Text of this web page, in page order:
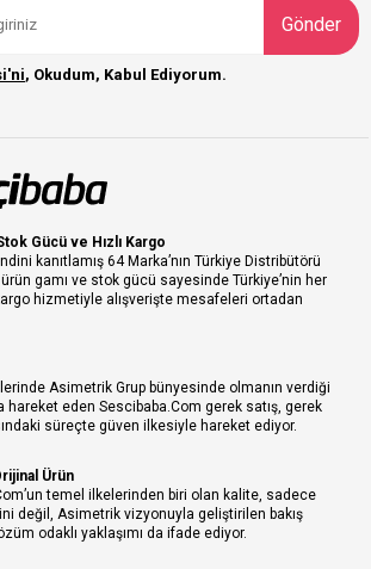
Gönder
, Okudum, Kabul Ediyorum.
Gücü ve Hızlı Kargo
kanıtlamış 64 Marka’nın Türkiye Distribütörü
gamı ve stok gücü sayesinde Türkiye’nin her
hizmetiyle alışverişte mesafeleri ortadan
Asimetrik Grup bünyesinde olmanın verdiği
hareket eden Sescibaba.Com gerek satış, gerek
süreçte güven ilkesiyle hareket ediyor.
Ürün
temel ilkelerinden biri olan kalite, sadece
değil, Asimetrik vizyonuyla geliştirilen bakış
odaklı yaklaşımı da ifade ediyor.